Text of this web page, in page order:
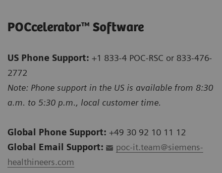
POCcelerator™ Software
US Phone Support: +1 833-4 POC-RSC or 833-476-
2772
Note: Phone support in the US is available from 8:30
a.m. to 5:30 p.m., local customer time.
Global Phone Support: +49 30 92 10 11 12
Global Email Support:
poc-it.team@siemens-
healthineers.com